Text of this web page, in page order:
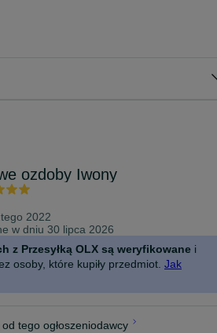
ozdoby Iwony
2022
w dniu 30 lipca 2026
z Przesyłką OLX są weryfikowane i
osoby, które kupiły przedmiot. Jak
tego ogłoszeniodawcy